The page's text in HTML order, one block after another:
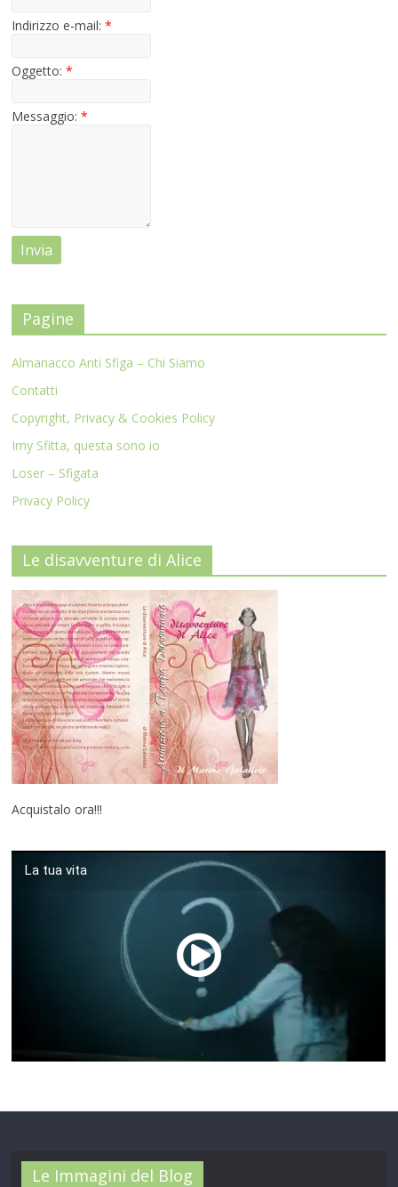
Indirizzo e-mail:*
Oggetto:*
Messaggio:*
Pagine
Almanacco Anti Sfiga – Chi Siamo
Contatti
Copyright, Privacy & Cookies Policy
Imy Sfitta, questa sono io
Loser – Sfigata
Privacy Policy
Le disavventure di Alice
Acquistalo ora!!!
La tua vita
Le Immagini del Blog